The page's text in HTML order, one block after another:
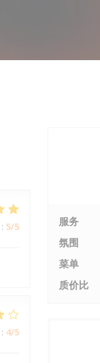
: 5/5
: 4/5
服务
氛围
菜单
质价比